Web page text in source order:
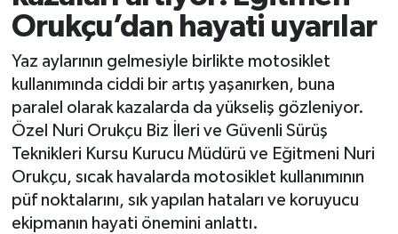
Orukçu’dan hayati uyarılar
Yaz aylarının gelmesiyle birlikte motosiklet
kullanımında ciddi bir artış yaşanırken, buna
paralel olarak kazalarda da yükseliş gözleniyor.
Özel Nuri Orukçu Biz İleri ve Güvenli Sürüş
Teknikleri Kursu Kurucu Müdürü ve Eğitmeni Nuri
Orukçu, sıcak havalarda motosiklet kullanımının
püf noktalarını, sık yapılan hataları ve koruyucu
ekipmanın hayati önemini anlattı.